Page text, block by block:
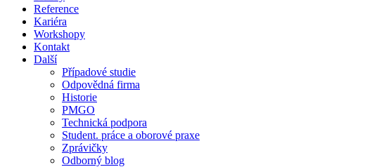
Reference
Kariéra
Workshopy
Kontakt
Další
Případové studie
Odpovědná firma
Historie
PMGO
Technická podpora
Student. práce a oborové praxe
Zprávičky
Odborný blog